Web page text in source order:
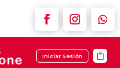
Iniciar Sesión 